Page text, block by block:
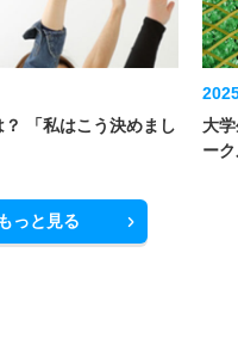
「私はこう決めまし
大
ー
っと見る